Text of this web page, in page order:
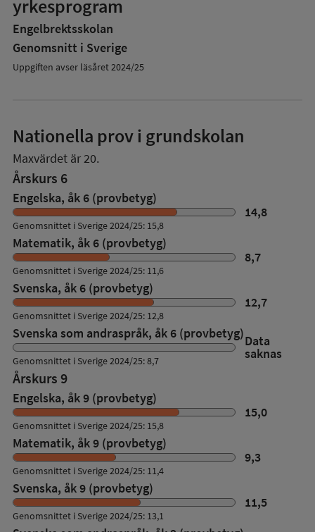
yrkesprogram
Engelbrektsskolan
Genomsnitt i Sverige
Uppgiften avser läsåret 2024/25
Nationella prov i grundskolan
Maxvärdet är 20.
Årskurs 6
Engelska, åk 6 (provbetyg)
14,8
Genomsnittet i Sverige 2024/25: 15,8
Matematik, åk 6 (provbetyg)
8,7
Genomsnittet i Sverige 2024/25: 11,6
Svenska, åk 6 (provbetyg)
12,7
Genomsnittet i Sverige 2024/25: 12,8
Svenska som andraspråk, åk 6 (provbetyg)Data
saknas
Genomsnittet i Sverige 2024/25: 8,7
Årskurs 9
Engelska, åk 9 (provbetyg)
15,0
Genomsnittet i Sverige 2024/25: 15,8
Matematik, åk 9 (provbetyg)
9,3
Genomsnittet i Sverige 2024/25: 11,4
Svenska, åk 9 (provbetyg)
11,5
Genomsnittet i Sverige 2024/25: 13,1